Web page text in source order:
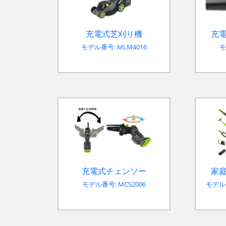
充電式芝刈り機
モデル番号: MLM4016
充
充電式チェンソー
モデル番号: MCS2006
家
モデ